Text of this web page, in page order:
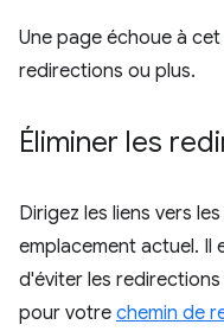
Une page échoue à
redirections ou plus.
Éliminer les
Dirigez les liens vers
emplacement actuel.
d'éviter les
pour votre chemin de